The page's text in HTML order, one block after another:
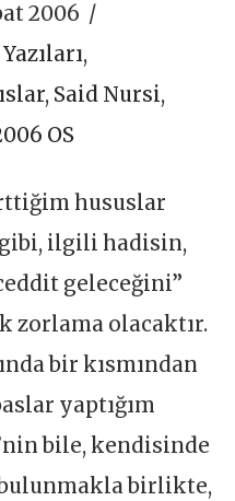
2006
,
, Said Nursi,
OS
hususlar
ilgili hadisin,
geleceğini”
zorlama olacaktır.
bir kısmından
yaptığım
bile, kendisinde
birlikte,